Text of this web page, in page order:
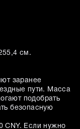
см.
заранее
пути. Масса
подобрать
безопасную
CNY. Если нужно